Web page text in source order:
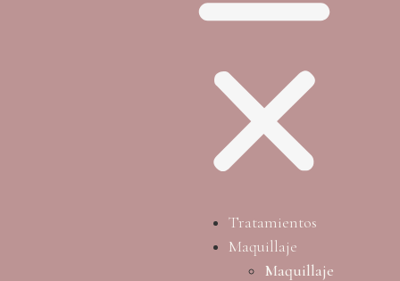
Tratamientos
Maquillaje
Maquillaje